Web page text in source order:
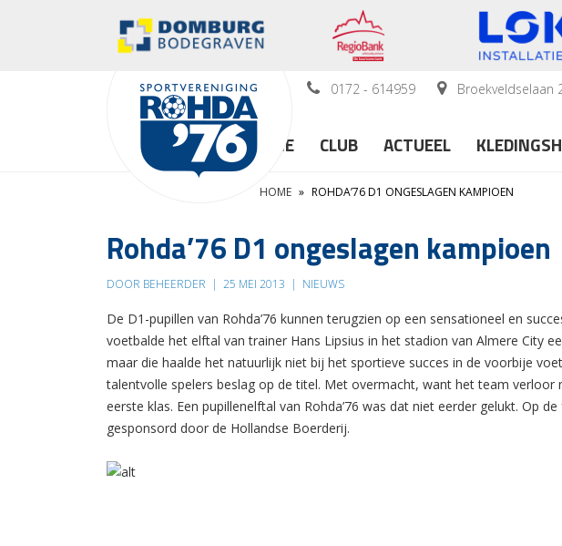
0172 - 614959 Broekveldselaan
HOME CLUB ACTUEEL
HOME » ROHDA’76 D1 ONGESLAGEN KAMPIOEN
Rohda’76 D1 ongeslagen kampioen
DOOR BEHEERDER | 25 MEI 2013 | NIEUWS
De D1-pupillen van Rohda’76 kunnen terugzien op een sensationeel en
voetbalde het elftal van trainer Hans Lipsius in het stadion van Almere City
maar die haalde het natuurlijk niet bij het sportieve succes in de voorbije
talentvolle spelers beslag op de titel. Met overmacht, want het team verloor
eerste klas. Een pupillenelftal van Rohda’76 was dat niet eerder gelukt. Op
gesponsord door de Hollandse Boerderij.